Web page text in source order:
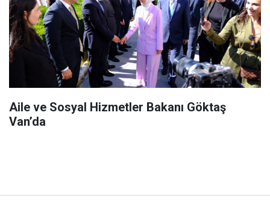
Aile ve Sosyal Hizmetler Bakanı Göktaş
Van’da